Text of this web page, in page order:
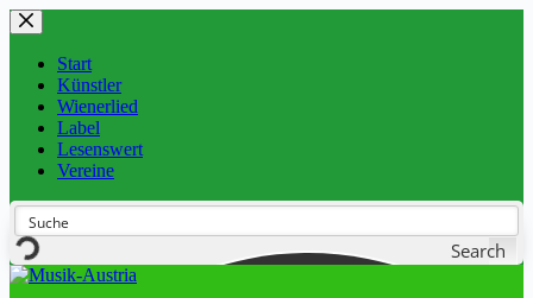
Start
Künstler
Wienerlied
Label
Lesenswert
Vereine
Search